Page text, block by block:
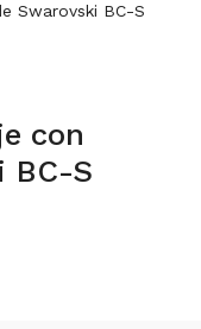
con
BC-S